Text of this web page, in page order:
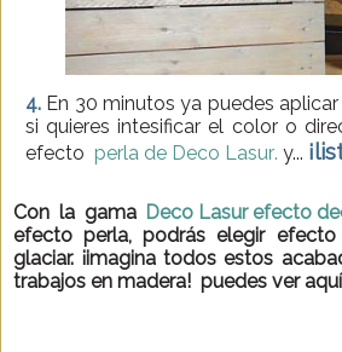
4. En 30 minutos ya puedes
si quieres intesificar el color o
efecto perla de Deco Lasur. y...
Con la gama Deco Lasur efecto
efecto perla, podrás elegir
glaciar. ¡imagina todos estos
trabajos en madera! puedes ver